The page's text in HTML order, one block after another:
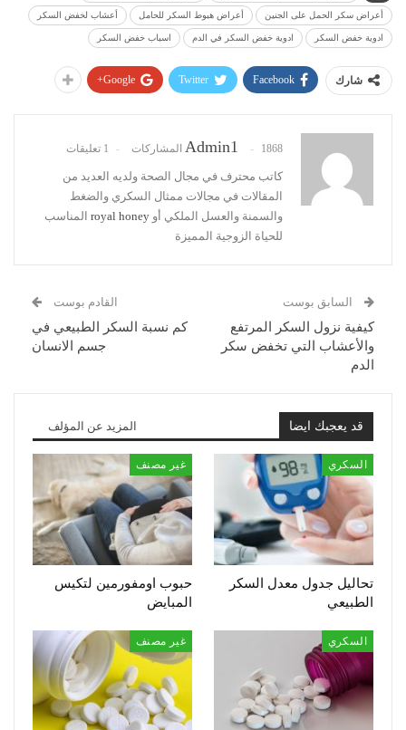
أعراض سكر الحمل على الجنين أعراض هبوط السكر للحامل أعشاب لخفض السكر
ادوية خفض السكر ادوية خفض السكر في الدم اسباب خفض السكر
شارك Facebook
Twitter
Google+
Admin1 1868 المشاركات 1 تعليقات
كاتب محترف في مجال الصحة ولديه العديد من
المقالات في مجالات ممثال السكري والضغط
والسمنة والعسل الملكي أو royal honey المناسب
للحياة الزوجية المميزة
السابق بوست
كيفية نزول السكر المرتفع
والأعشاب التي تخفض سكر
الدم
القادم بوست
كم نسبة السكر الطبيعي في
جسم الانسان
قد يعجبك ايضا المزيد عن المؤلف
السكري
تحاليل جدول معدل السكر
الطبيعي
غير مصنف
حبوب اومفورمين لتكيس
المبايض
السكري غير مصنف